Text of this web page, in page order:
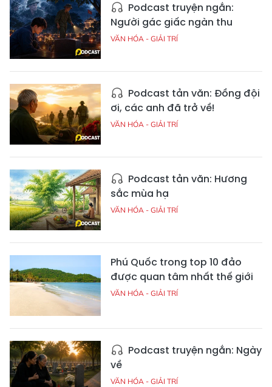
Podcast truyện ngắn:
Người gác giấc ngàn thu
VĂN HÓA - GIẢI TRÍ
Podcast tản văn: Đồng đội
ơi, các anh đã trở về!
VĂN HÓA - GIẢI TRÍ
Podcast tản văn: Hương
sắc mùa hạ
VĂN HÓA - GIẢI TRÍ
Phú Quốc trong top 10 đảo
được quan tâm nhất thế giới
VĂN HÓA - GIẢI TRÍ
Podcast truyện ngắn: Ngày
về
VĂN HÓA - GIẢI TRÍ